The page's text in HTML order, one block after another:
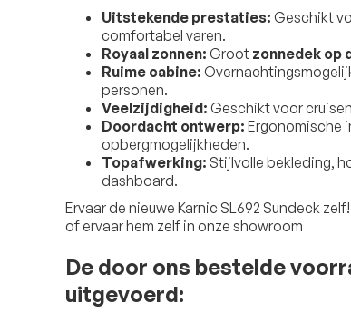
Uitstekende prestaties: Geschikt
comfortabel varen.
Royaal zonnen: Groot zonnedek op
Ruime cabine:
personen.
Veelzijdigheid: Geschikt voor
Doordacht ontwerp: Ergonomische
opbergmogelijkheden.
Topafwerking: Stijlvolle bekleding,
dashboard.
Ervaar de nieuwe Karnic SL692 Sundeck
of ervaar hem zelf in onze showroom
De door ons bestelde
uitgevoerd: